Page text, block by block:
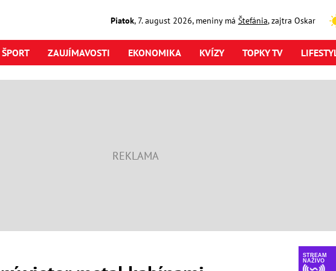
Piatok,7. august2026, meniny má Štefánia, zajtra Oskar
ŠPORT ZAUJÍMAVOSTI EKONOMIKA KVÍZY TOPKY TV
STREAM
NAŽIVO